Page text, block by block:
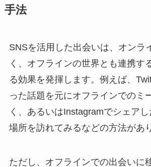
手法
SNSを活用した出会いは、オンラ
く、オフラインの世界とも連携す
る効果を発揮します。例えば、
った話題を元にオフラインでのミ
く、あるいはInstagramでシェア
場所を訪れてみるなどの方法があ
ただし、オフラインでの出会いに